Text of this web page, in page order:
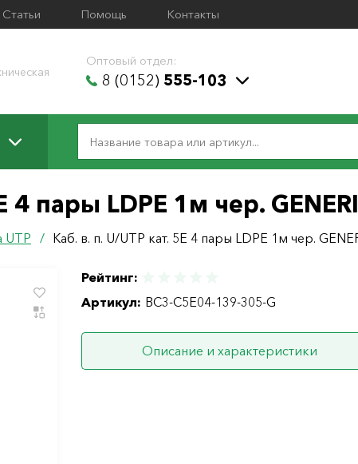
Статьи Помощь Контакты
Оптовый отдел:
8 (0152) 555-103
4 пары LDPE 1м чер.
UTP / Каб. в. п. U/UTP кат. 5E 4 пары LDPE 1м чер.
Рейтинг:
Артикул: BC3-C5E04-139-305-G
Описание и характеристики